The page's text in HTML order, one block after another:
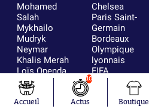
Mohamed
Salah
Mykhailo
Mudryk
Neymar
Khalis Merah
Loïs Openda
Moussa
Niakhaté
Nicolás
Chelsea
Paris Saint-
Germain
Bordeaux
Olympique
lyonnais
FIFA
Real Madrid
RC Strasbourg
AC Milan
Accueil
10
Actus Boutique